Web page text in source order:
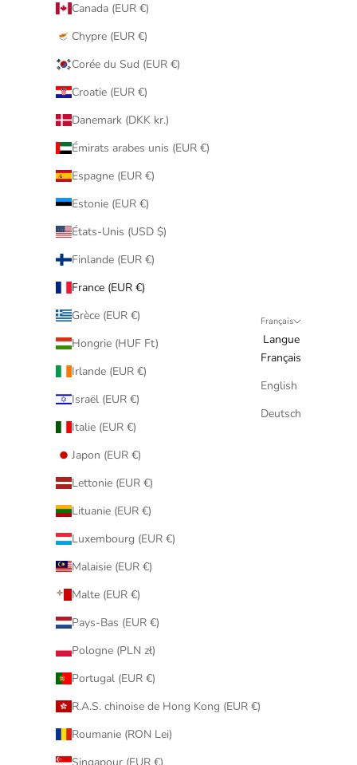
Canada (EUR €)
Chypre (EUR €)
Corée du Sud (EUR €)
Croatie (EUR €)
Danemark (DKK kr.)
Émirats arabes unis (EUR €)
Espagne (EUR €)
Estonie (EUR €)
États-Unis (USD $)
Finlande (EUR €)
France (EUR €)
Grèce (EUR €)
Hongrie (HUF Ft)
Irlande (EUR €)
Israël (EUR €)
Italie (EUR €)
Japon (EUR €)
Lettonie (EUR €)
Lituanie (EUR €)
Luxembourg (EUR €)
Malaisie (EUR €)
Malte (EUR €)
Pays-Bas (EUR €)
Pologne (PLN zł)
Portugal (EUR €)
R.A.S. chinoise de Hong Kong (EUR €)
Roumanie (RON Lei)
Français
Langue
Français
English
Deutsch